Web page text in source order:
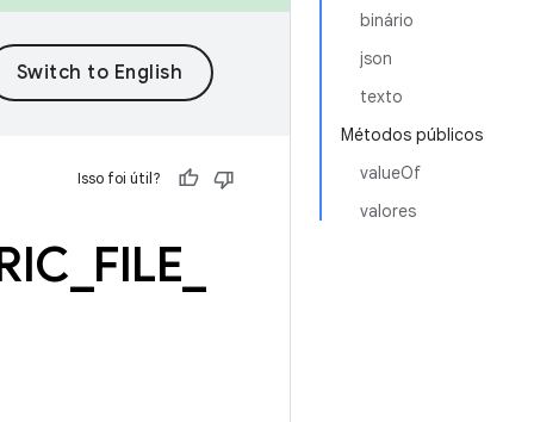
binário
json
texto
Métodos públicos
valueOf
valores
Isso foi útil?
FILE